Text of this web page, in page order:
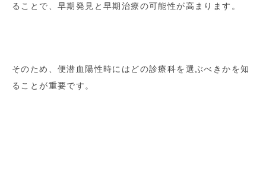
ることで、早期発見と早期治療の可能性が高まります。
そのため、便潜血陽性時にはどの診療科を選ぶべきかを知
ることが重要です。